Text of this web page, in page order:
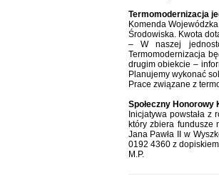
Termomodernizacja
Komenda
Środowiska. Kwota
– W naszej
Termomodernizacja
drugim obiekcie –
Planujemy wykonać
Prace związane z
Społeczny Honorowy
Inicjatywa powstała
który zbiera fundusze
Jana Pawła II w
0192 4360 z
M.P.